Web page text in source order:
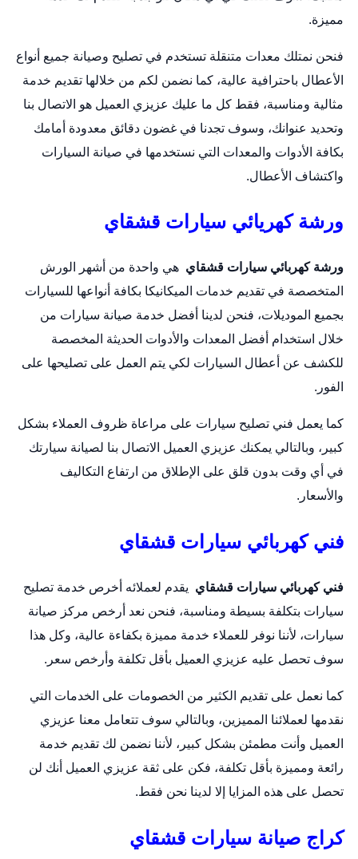
مميزة.
فنحن نمتلك معدات متنقلة تستخدم في تصليح وصيانة جميع أنواع
الأعطال باحترافية عالية، كما نضمن لكم من خلالها تقديم خدمة
مثالية ومناسبة، فقط كل ما عليك عزيزي العميل هو الاتصال بنا
وتحديد عنوانك، وسوف تجدنا في غضون دقائق معدودة أمامك
بكافة الأدوات والمعدات التي نستخدمها في صيانة السيارات
واكتشاف الأعطال.
ورشة كهريائي سيارات قشقاي
ورشة كهربائي سيارات قشقاي هي واحدة من أشهر الورش
المتخصصة في تقديم خدمات الميكانيكا بكافة أنواعها للسيارات
بجميع الموديلات، فنحن لدينا أفضل خدمة صيانة سيارات من
خلال استخدام أفضل المعدات والأدوات الحديثة المخصصة
للكشف عن أعطال السيارات لكي يتم العمل على تصليحها على
الفور.
كما يعمل فني تصليح سيارات على مراعاة ظروف العملاء بشكل
كبير، وبالتالي يمكنك عزيزي العميل الاتصال بنا لصيانة سيارتك
في أي وقت بدون قلق على الإطلاق من ارتفاع التكاليف
والأسعار.
فني كهربائي سيارات قشقاي
فني كهربائي سيارات قشقاي يقدم لعملائه أخرص خدمة تصليح
سيارات بتكلفة بسيطة ومناسبة، فنحن نعد أرخص مركز صيانة
سيارات، لأننا نوفر للعملاء خدمة مميزة بكفاءة عالية، وكل هذا
سوف تحصل عليه عزيزي العميل بأقل تكلفة وأرخص سعر.
كما نعمل على تقديم الكثير من الخصومات على الخدمات التي
نقدمها لعملائنا المميزين، وبالتالي سوف تتعامل معنا عزيزي
العميل وأنت مطمئن بشكل كبير، لأننا نضمن لك تقديم خدمة
رائعة ومميزة بأقل تكلفة، فكن على ثقة عزيزي العميل أنك لن
تحصل على هذه المزايا إلا لدينا نحن فقط.
كراج صيانة سيارات قشقاي